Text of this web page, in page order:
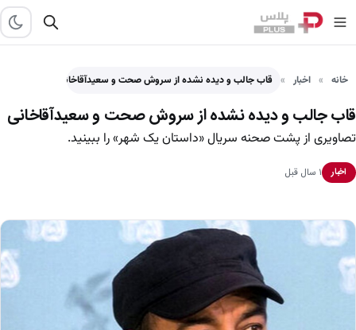
خانه اخبار قاب جالب و دیده نشده از سروش صحت و سعیدآقاخانی
قاب جالب و دیده نشده از سروش صحت و سعیدآقاخانی
تصاویری از پشت صحنه سریال «داستان یک شهر» را ببینید.
اخبار ۱ سال قبل